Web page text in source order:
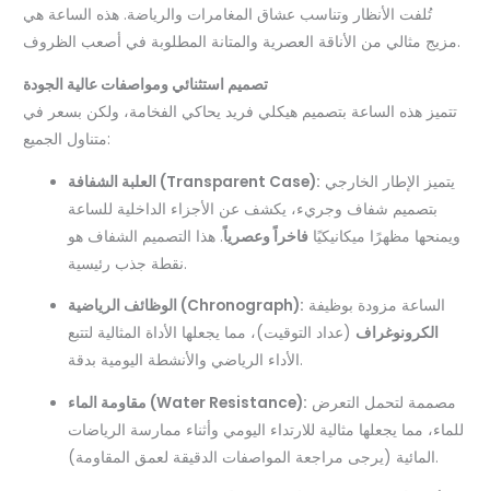
تُلفت الأنظار وتناسب عشاق المغامرات والرياضة. هذه الساعة هي
مزيج مثالي من الأناقة العصرية والمتانة المطلوبة في أصعب الظروف.
تصميم استثنائي ومواصفات عالية الجودة
تتميز هذه الساعة بتصميم هيكلي فريد يحاكي الفخامة، ولكن بسعر في
متناول الجميع:
العلبة الشفافة (Transparent Case):
بتصميم شفاف وجريء، يكشف عن الأجزاء الداخلية للساعة
ويمنحها مظهرًا ميكانيكيًا فاخراً وعصرياً. هذا التصميم الشفاف هو
نقطة جذب رئيسية.
الوظائف الرياضية (Chronograph): الساعة مزودة بوظيفة
الكرونوغراف (عداد التوقيت)، مما يجعلها الأداة المثالية لتتبع
الأداء الرياضي والأنشطة اليومية بدقة.
مقاومة الماء (Water Resistance):
للماء، مما يجعلها مثالية للارتداء اليومي وأثناء ممارسة الرياضات
المائية (يرجى مراجعة المواصفات الدقيقة لعمق المقاومة).